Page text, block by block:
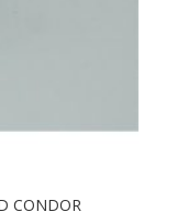
CONDOR